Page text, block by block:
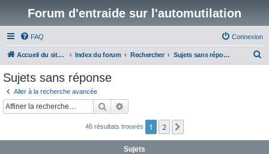
Forum d'entraide sur l'automutilation
FAQ Connexion
Accueil du site www.automutilations.info Index du forum Rechercher Sujets sans réponse
c
Sujets sans réponse
Aller à la recherche avancée
Rechercher
46 résultats trouvés 1 2
Sujets